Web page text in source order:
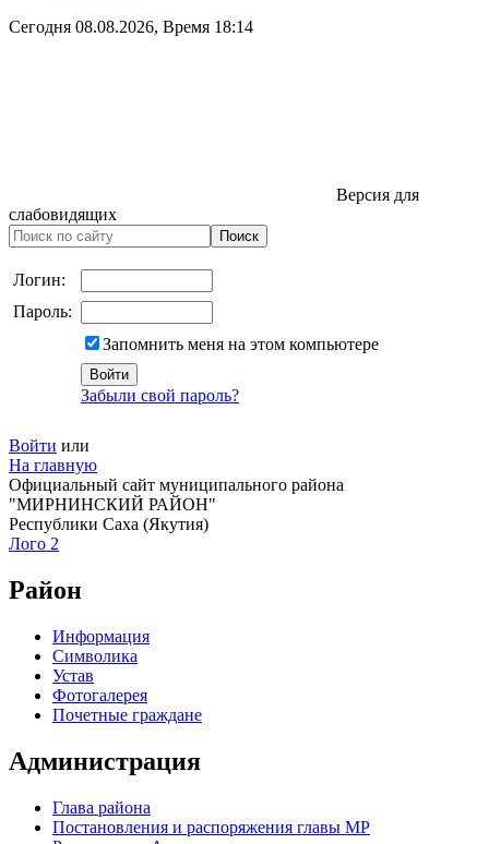
Сегодня 08.08.2026, Время 18:14
Версия для
слабовидящих
Логин:
Пароль:
Запомнить меня на этом компьютере
Забыли свой пароль?
Войти или
На главную
Официальный сайт муниципального района
"МИРНИНСКИЙ РАЙОН"
Республики Саха (Якутия)
Лого 2
Район
Информация
Символика
Устав
Фотогалерея
Почетные граждане
Администрация
Глава района
Постановления и распоряжения главы МР